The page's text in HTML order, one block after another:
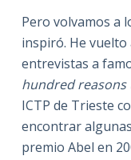
Pero volvamos a
inspiró. He
entrevistas a
hundred reasons
ICTP de Trieste
encontrar
premio Abel en